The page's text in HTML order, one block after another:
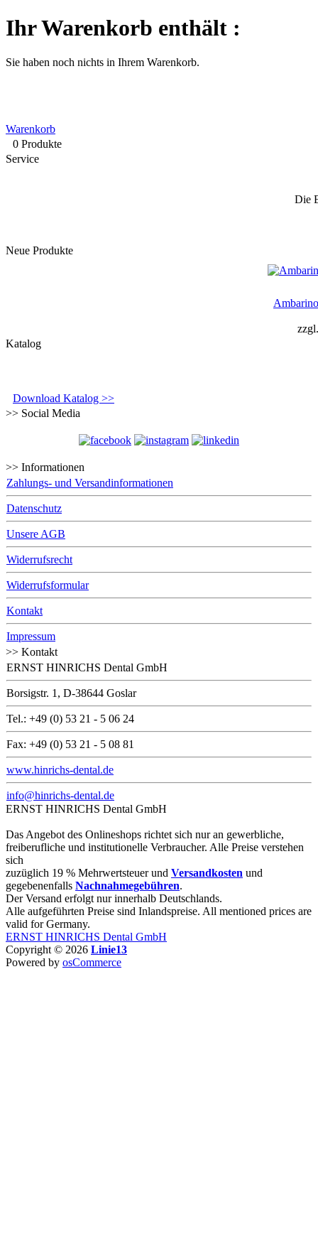
Ihr Warenkorb enthält :
Sie haben noch nichts in Ihrem Warenkorb.
Warenkorb
0 Produkte
Service
Die
Neue Produkte
Katalog
Download Katalog >>
>> Social Media
>> Informationen
Zahlungs- und Versandinformationen
Datenschutz
Unsere AGB
Widerrufsrecht
Widerrufsformular
Kontakt
Impressum
>> Kontakt
ERNST HINRICHS Dental GmbH
Borsigstr. 1, D-38644 Goslar
Tel.: +49 (0) 53 21 - 5 06 24
Fax: +49 (0) 53 21 - 5 08 81
www.hinrichs-dental.de
info@hinrichs-dental.de
ERNST HINRICHS Dental GmbH
Das Angebot des Onlineshops richtet sich nur an gewerbliche,
freiberufliche und institutionelle Verbraucher. Alle Preise verstehen
sich
zuzüglich 19 % Mehrwertsteuer und Versandkosten und
gegebenenfalls Nachnahmegebühren.
Der Versand erfolgt nur innerhalb Deutschlands.
Alle aufgeführten Preise sind Inlandspreise. All mentioned prices are
valid for Germany.
ERNST HINRICHS Dental GmbH
Copyright © 2026 Linie13
Powered by osCommerce